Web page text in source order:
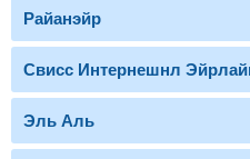
Райанэйр
Свисс Интернешнл
Эль Аль